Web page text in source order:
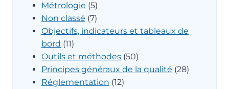
Métrologie (5)
Non classé (7)
Objectifs, indicateurs et tableaux de
bord (11)
Outils et méthodes (50)
Principes généraux de la qualité (28)
Réglementation (12)